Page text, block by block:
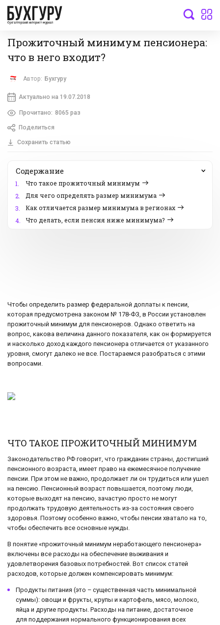
бухгалтерский интернет-журнал
Прожиточный минимум пенсионера:
что в него входит?
Автор: Бухгуру
Актуально на 19.07.2018
Прочитано: 8065 раз
Поделиться
Сохранить статью
Содержание
1.
Что такое прожиточный минимум
2.
Для чего определять размер минимума
3.
Как отличается размер минимума в регионах
4.
Что делать, если пенсия ниже минимума?
Чтобы определить размер федеральной доплаты к пенсии,
которая предусмотрена законом № 178-ФЗ, в России установлен
прожиточный минимум для пенсионеров. Однако ответить на
вопрос, какова величина данного показателя, как он формируется
и насколько доход каждого пенсионера отличается от указанного
уровня, смогут далеко не все. Постараемся разобраться с этими
вопросами.
ЧТО ТАКОЕ ПРОЖИТОЧНЫЙ МИНИМУМ
Законодательство РФ говорит, что гражданин страны, достигший
пенсионного возраста, имеет право на ежемесячное получение
пенсии. При этом не важно, продолжает ли он трудиться или ушел
на пенсию. Пенсионный возраст повышается, поэтому люди,
которые выходят на пенсию, зачастую просто не могут
продолжать трудовую деятельность из-за состояния своего
здоровья. Поэтому особенно важно, чтобы пенсии хватало на то,
чтобы обеспечить все основные нужды.
В понятие «прожиточный минимум неработающего пенсионера»
включены все расходы на обеспечение выживания и
удовлетворения базовых потребностей. Вот список статей
расходов, которые должен компенсировать минимум:
Продукты питания (это – существенная часть минимальной
суммы): овощи и фрукты, крупы и картофель, мясо, молоко,
яйца и другие продукты. Расходы на питание, достаточное
для поддержания нормального функционирования всех